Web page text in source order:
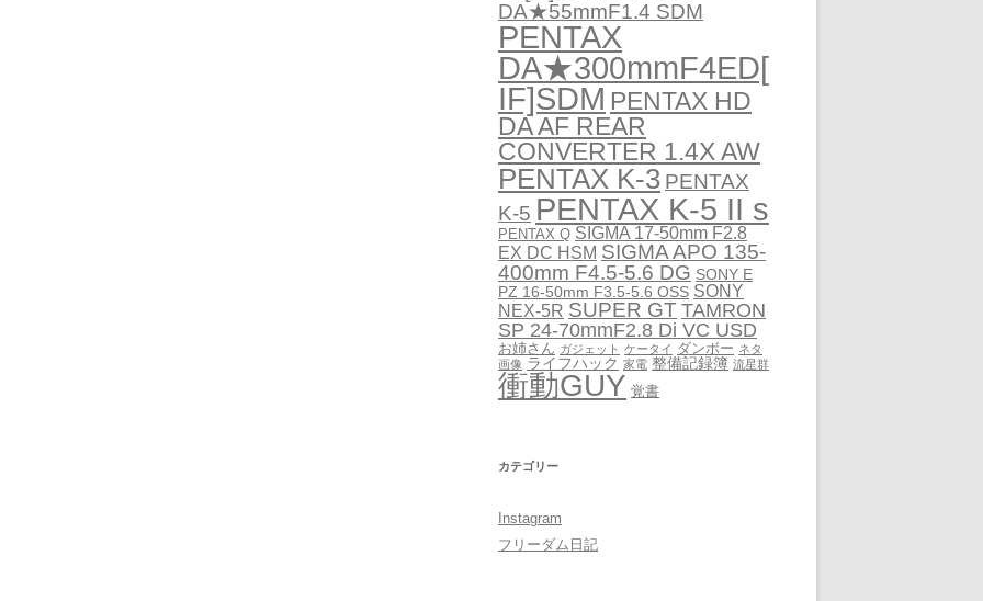
DA★55mmF1.4 SDM
PENTAX
DA★300mmF4ED[
IF]SDM PENTAX HD
DA AF REAR
CONVERTER 1.4X AW
PENTAX K-3 PENTAX
K-5 PENTAX K-5 II s
PENTAX Q SIGMA 17-50mm F2.8
EX DC HSM SIGMA APO 135-
400mm F4.5-5.6 DG SONY E
PZ 16-50mm F3.5-5.6 OSS SONY
NEX-5R SUPER GTTAMRON
SP 24-70mmF2.8 Di VC USD
お姉さん ガジェット ケータイ ダンボー ネタ
画像 ライフハック 家電 整備記録簿 流星群
衝動GUY 覚書
カテゴリー
Instagram
フリーダム日記